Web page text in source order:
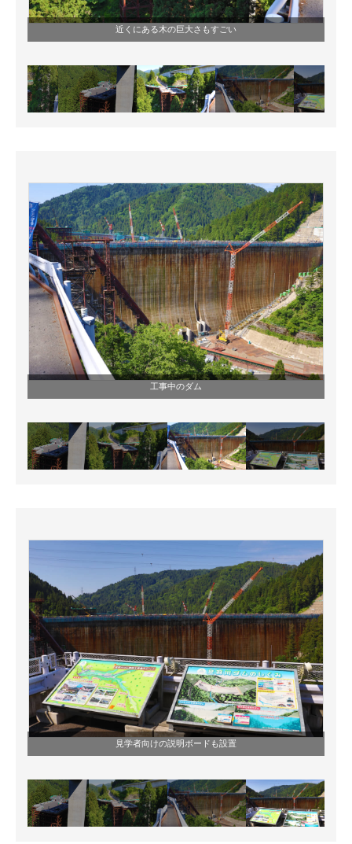
近くにある木の巨大さもすごい
工事中のダム
見学者向けの説明ボードも設置